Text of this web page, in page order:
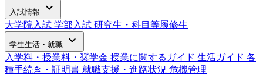
入試情報 expand_more
大学院入試 学部入試 研究生・科目等履修生
学生生活・就職 expand_more
入学料・授業料・奨学金 授業に関するガイド 生活ガイド 各
種手続き・証明書 就職支援・進路状況 危機管理